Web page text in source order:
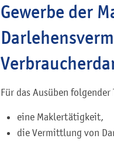
Gewerbe der
Für das Ausüben
eine Maklertätigkeit,
die Vermittlung von